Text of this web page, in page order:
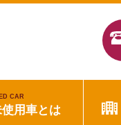
CAR
用車とは